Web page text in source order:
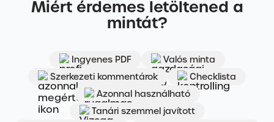
Miért érdemes letöltened a
mintát?
Ingyenes PDF
Valós minta
Szerkezeti kommentárok
Checklista
Azonnal használható
Tanári szemmel javított